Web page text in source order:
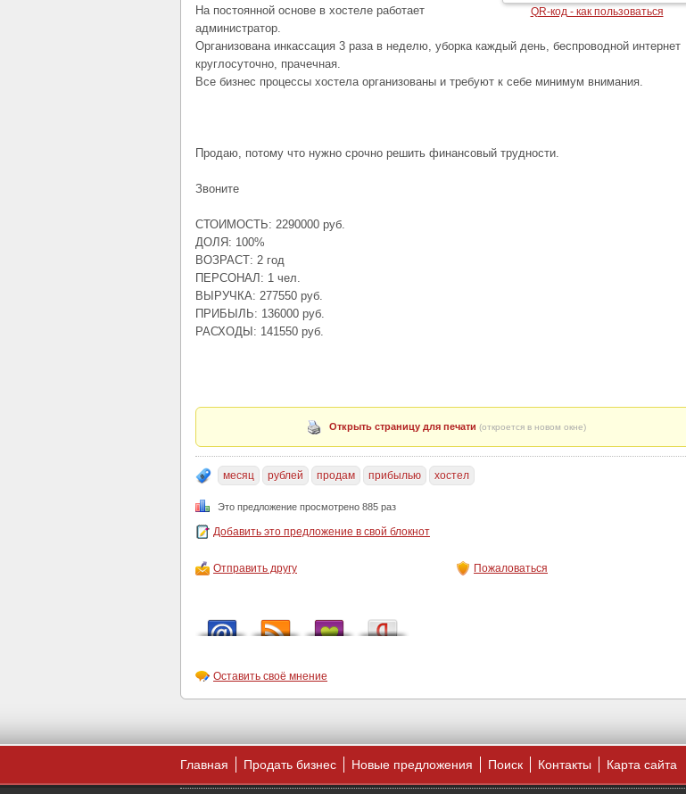
QR-код - как пользоваться
На постоянной основе в хостеле работает
администратор.
Организована инкассация 3 раза в неделю, уборка каждый день, беспроводной интернет
круглосуточно, прачечная.
Все бизнес процессы хостела организованы и требуют к себе минимум внимания.
Продаю, потому что нужно срочно решить финансовый трудности.
Звоните
СТОИМОСТЬ: 2290000 руб.
ДОЛЯ: 100%
ВОЗРАСТ: 2 год
ПЕРСОНАЛ: 1 чел.
ВЫРУЧКА: 277550 руб.
ПРИБЫЛЬ: 136000 руб.
РАСХОДЫ: 141550 руб.
Открыть страницу для печати (откроется в новом окне)
месяц рублей продам прибылью хостел
Это предложение просмотрено 885 раз
Добавить это предложение в свой блокнот
Отправить другу Пожаловаться
Оставить своё мнение
Главная Продать бизнес Новые предложения Поиск Контакты Карта сайта